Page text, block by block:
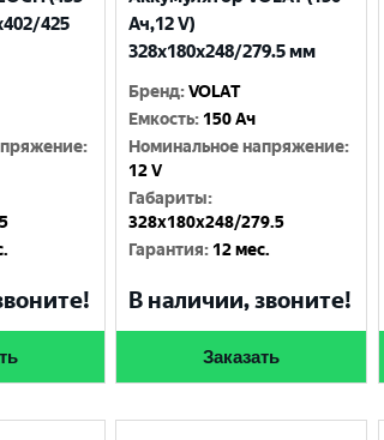
425
:
Ач,12 V)
328x180x248/279.5 мм
Бренд:VOLAT
Емкость: 150 Ач
Номинальное напряжение:
12 V
Габариты:
328x180x248/279.5
Гарантия: 12 мес.
В наличии, звоните!
Заказать